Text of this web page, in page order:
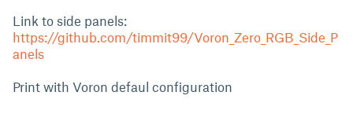
Link to side panels:
https://github.com/timmit99/Voron_Zero_RGB_Side_P
anels
Print with Voron defaul configuration